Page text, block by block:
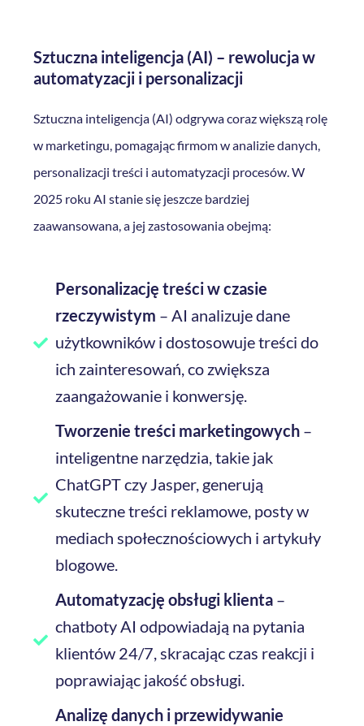
Sztuczna inteligencja (AI) – rewolucja w
automatyzacji i personalizacji
Sztuczna inteligencja (AI) odgrywa coraz większą rolę
w marketingu, pomagając firmom w analizie danych,
personalizacji treści i automatyzacji procesów. W
2025 roku AI stanie się jeszcze bardziej
zaawansowana, a jej zastosowania obejmą:
Personalizację treści w czasie
rzeczywistym – AI analizuje dane
użytkowników i dostosowuje treści do
ich zainteresowań, co zwiększa
zaangażowanie i konwersję.
Tworzenie treści marketingowych –
inteligentne narzędzia, takie jak
ChatGPT czy Jasper, generują
skuteczne treści reklamowe, posty w
mediach społecznościowych i artykuły
blogowe.
Automatyzację obsługi klienta –
chatboty AI odpowiadają na pytania
klientów 24/7, skracając czas reakcji i
poprawiając jakość obsługi.
Analizę danych i przewidywanie